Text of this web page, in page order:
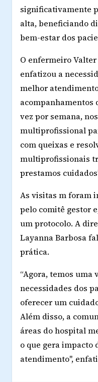
significativamente
alta, beneficiando
bem-estar dos
O enfermeiro
enfatizou a
melhor
acompanhamentos
vez por semana,
multiprofissional
com queixas e
multiprofissionais
prestamos
As visitas m foram
pelo comitê gestor
um protocolo. A
Layanna Barbosa
prática.
“Agora, temos uma
necessidades dos
oferecer um
Além disso, a
áreas do hospital
o que gera impacto
atendimento",